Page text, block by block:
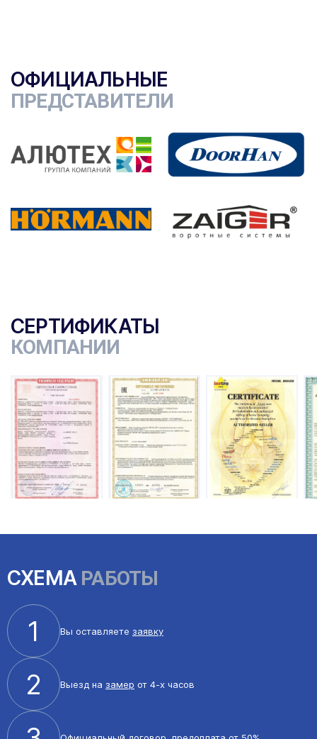
ОФИЦИАЛЬНЫЕ
ПРЕДСТАВИТЕЛИ
СЕРТИФИКАТЫ
КОМПАНИИ
СХЕМАРАБОТЫ
1 Вы оставляете заявку
2 Выезд на замер от 4-х часов